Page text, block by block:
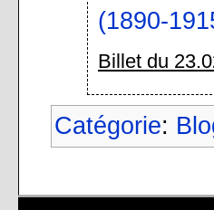
(1890-
Billet du
Catégorie: